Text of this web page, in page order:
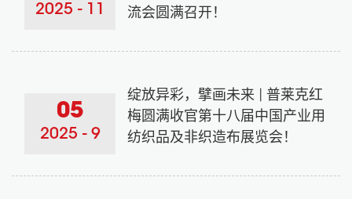
2025 - 11
流会圆满召开！
05
2025 - 9
绽放异彩，擘画未来 | 普莱克红
梅圆满收官第十八届中国产业用
纺织品及非织造布展览会！